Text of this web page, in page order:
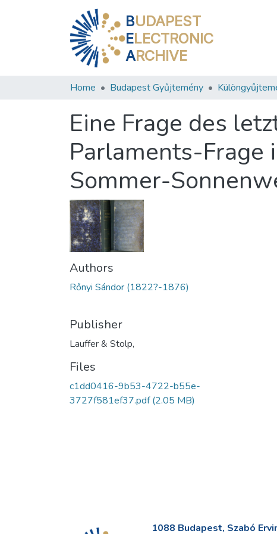
BUDAPEST
ELECTRONIC
ARCHIVE
Home Budapest Gyűjtemény
Eine Frage des
Parlaments-Frage
Sommer-
Authors
Rőnyi Sándor (1822?-1876)
Publisher
Lauffer & Stolp,
Files
c1dd0416-9b53-4722-b55e-
3727f581ef37.pdf(2.05 MB)
1088 Budapest, Szabó